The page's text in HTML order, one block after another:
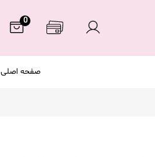
0
صفحه اصلی